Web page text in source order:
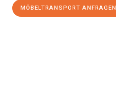
MÖBELTRANSPORT ANFRAGEN